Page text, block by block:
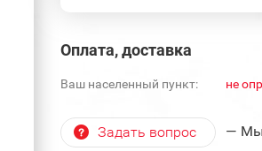
Оплата, доставка
Ваш населенный пункт: не
Задать вопрос — Мы